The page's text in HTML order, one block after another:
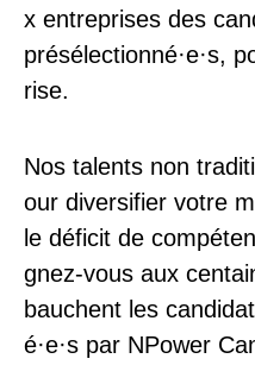
x entreprises des
présélectionné·e·s,
rise.
Nos talents non
our diversifier votre
le déficit de
gnez-vous aux
bauchent les candidat
é·e·s par NPower